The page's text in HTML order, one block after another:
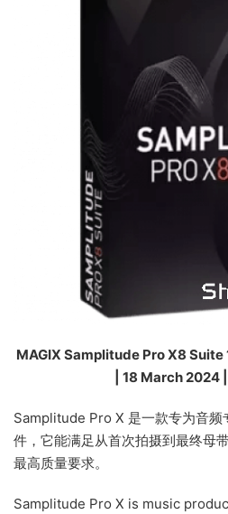
MAGIX Samplitude Pro X8
| 18 March 2024
Samplitude Pro X 是一款专为音频
件，它能满足从首次拍摄到最终母
最高质量要求。
Samplitude Pro X is music